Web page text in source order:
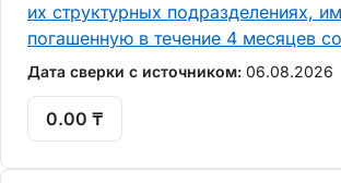
их структурных подразделениях,
погашенную в течение 4 месяцев
Дата сверки с источником: 06.08.2026
0.00 ₸